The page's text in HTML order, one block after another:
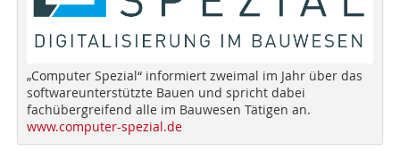
„Computer Spezial“ informiert zweimal im Jahr über das
softwareunterstützte Bauen und spricht dabei
fachübergreifend alle im Bauwesen Tätigen an.
www.computer-spezial.de